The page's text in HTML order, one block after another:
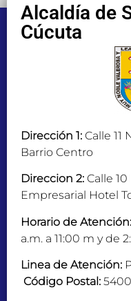
Alcaldía de
Cúcuta
Dirección 1: Calle 11
Barrio Centro
Direccion 2: Calle
Empresarial Hotel
Horario de Atención:
a.m. a 11:00 m y de
Linea de Atención:
Código Postal: